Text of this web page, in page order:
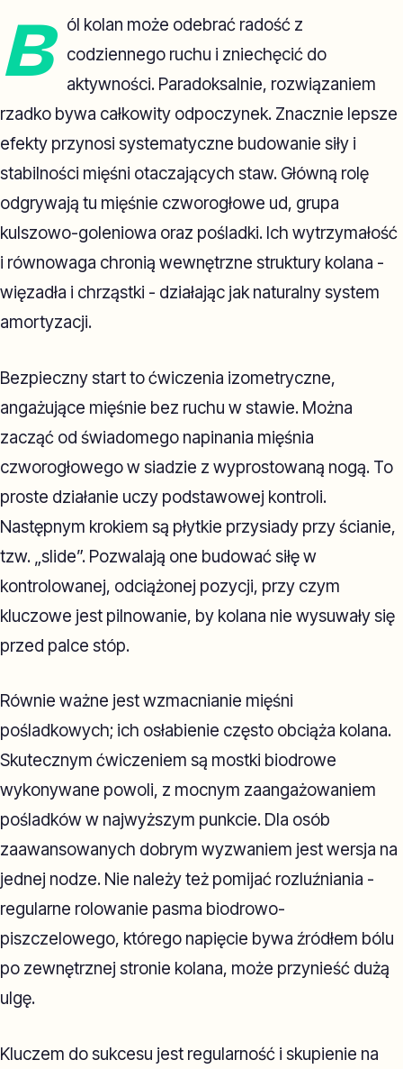
B
ól kolan może odebrać radość z
codziennego ruchu i zniechęcić do
aktywności. Paradoksalnie, rozwiązaniem
rzadko bywa całkowity odpoczynek. Znacznie lepsze
efekty przynosi systematyczne budowanie siły i
stabilności mięśni otaczających staw. Główną rolę
odgrywają tu mięśnie czworogłowe ud, grupa
kulszowo-goleniowa oraz pośladki. Ich wytrzymałość
i równowaga chronią wewnętrzne struktury kolana -
więzadła i chrząstki - działając jak naturalny system
amortyzacji.
Bezpieczny start to ćwiczenia izometryczne,
angażujące mięśnie bez ruchu w stawie. Można
zacząć od świadomego napinania mięśnia
czworogłowego w siadzie z wyprostowaną nogą. To
proste działanie uczy podstawowej kontroli.
Następnym krokiem są płytkie przysiady przy ścianie,
tzw. „slide”. Pozwalają one budować siłę w
kontrolowanej, odciążonej pozycji, przy czym
kluczowe jest pilnowanie, by kolana nie wysuwały się
przed palce stóp.
Równie ważne jest wzmacnianie mięśni
pośladkowych; ich osłabienie często obciąża kolana.
Skutecznym ćwiczeniem są mostki biodrowe
wykonywane powoli, z mocnym zaangażowaniem
pośladków w najwyższym punkcie. Dla osób
zaawansowanych dobrym wyzwaniem jest wersja na
jednej nodze. Nie należy też pomijać rozluźniania -
regularne rolowanie pasma biodrowo-
piszczelowego, którego napięcie bywa źródłem bólu
po zewnętrznej stronie kolana, może przynieść dużą
ulgę.
Kluczem do sukcesu jest regularność i skupienie na